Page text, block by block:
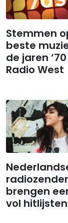
Stemmen
beste
de jaren
Radio West
brengen
vol hitlijsten